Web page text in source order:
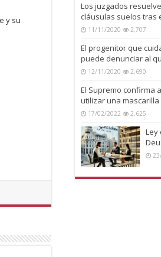
y su
Los juzgados
cláusulas suelos tras
11/11/2020 2,707
El progenitor que
puede denunciar al
12/11/2020 2,690
El Supremo confirma
utilizar una
17/02/2022 2,625
Ley